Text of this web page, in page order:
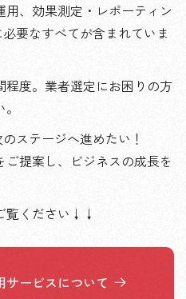
、効果測定・レポーティン
要なすべてが含まれていま
度。業者選定にお困りの方
ステージへ進めたい！
提案し、ビジネスの成長を
覧ください↓↓
サービスについて